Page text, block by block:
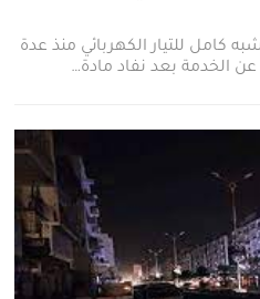
للتيار الكهربائي منذ عدة
الخدمة بعد نفاد مادة…